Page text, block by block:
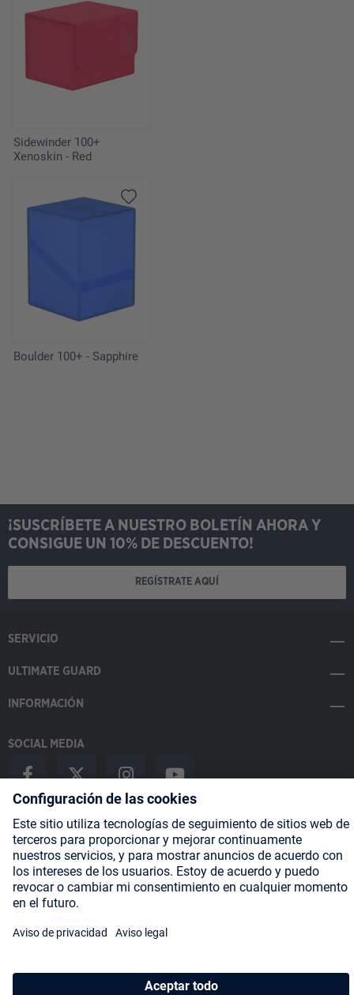
Sidewinder 100+
Xenoskin - Red
Boulder 100+ - Sapphire
¡SUSCRÍBETE A NUESTRO BOLETÍN AHORA Y
CONSIGUE UN 10% DE DESCUENTO!
REGÍSTRATE AQUÍ
SERVICIO
ULTIMATE GUARD
INFORMACIÓN
SOCIAL MEDIA
Payment Methods
Shipping